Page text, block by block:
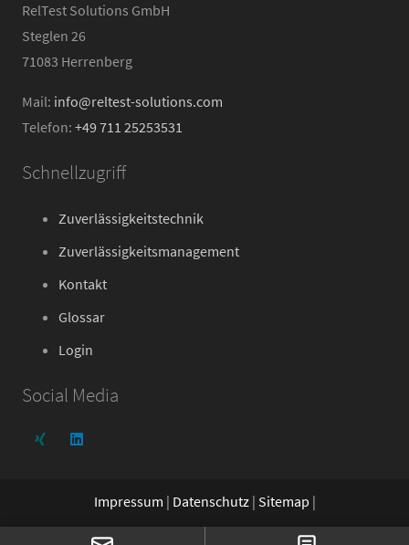
RelTest Solutions GmbH
Steglen 26
71083 Herrenberg
Mail: info@reltest-solutions.com
Telefon: +49 711 25253531
Schnellzugriff
Zuverlässigkeitstechnik
Zuverlässigkeitsmanagement
Kontakt
Glossar
Login
Social Media
Impressum | Datenschutz| Sitemap |